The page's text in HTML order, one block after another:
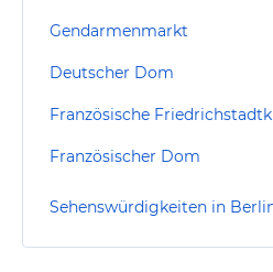
Gendarmenmarkt
Deutscher Dom
Französischer Dom
Sehenswürdigkeiten in